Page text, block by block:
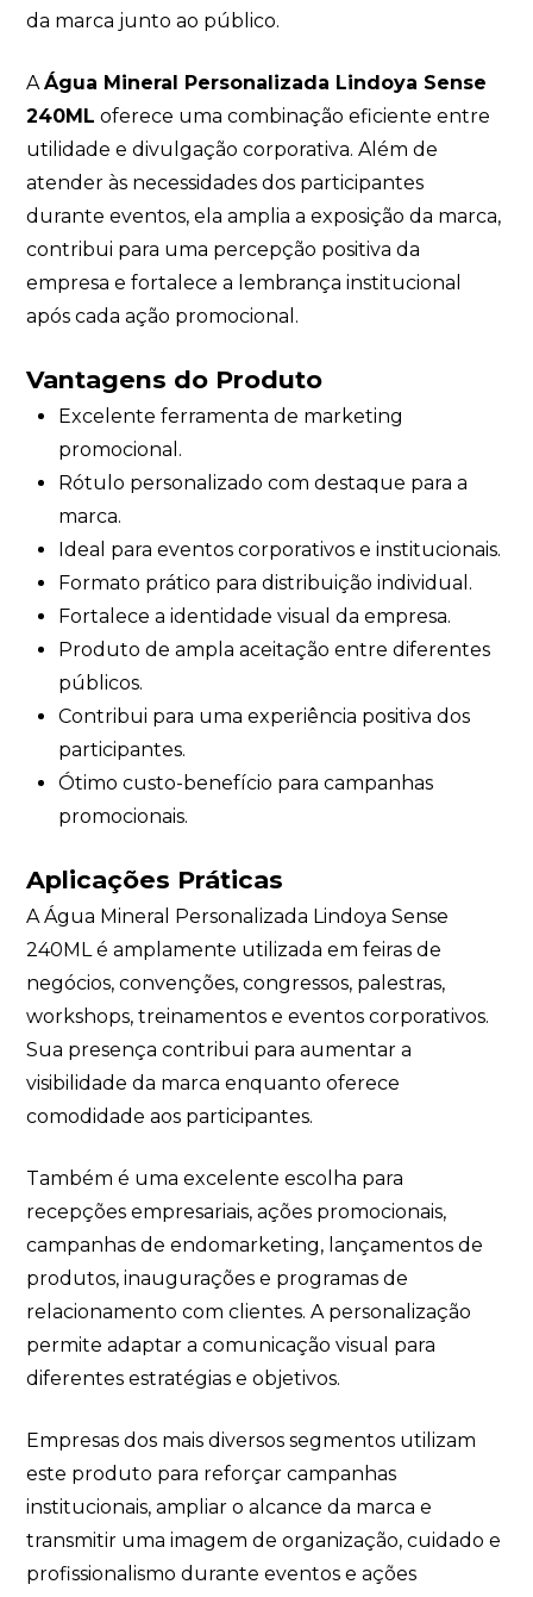
da marca junto ao público.
AÁgua Mineral Personalizada Lindoya Sense
240ML oferece uma combinação eficiente entre
utilidade e divulgação corporativa. Além de
atender às necessidades dos participantes
durante eventos, ela amplia a exposição da marca,
contribui para uma percepção positiva da
empresa e fortalece a lembrança institucional
após cada ação promocional.
Vantagens do Produto
Excelente ferramenta de marketing
promocional.
Rótulo personalizado com destaque para a
marca.
Ideal para eventos corporativos e institucionais.
Formato prático para distribuição individual.
Fortalece a identidade visual da empresa.
Produto de ampla aceitação entre diferentes
públicos.
Contribui para uma experiência positiva dos
participantes.
Ótimo custo-benefício para campanhas
promocionais.
Aplicações Práticas
A Água Mineral Personalizada Lindoya Sense
240ML é amplamente utilizada em feiras de
negócios, convenções, congressos, palestras,
workshops, treinamentos e eventos corporativos.
Sua presença contribui para aumentar a
visibilidade da marca enquanto oferece
comodidade aos participantes.
Também é uma excelente escolha para
recepções empresariais, ações promocionais,
campanhas de endomarketing, lançamentos de
produtos, inaugurações e programas de
relacionamento com clientes. A personalização
permite adaptar a comunicação visual para
diferentes estratégias e objetivos.
Empresas dos mais diversos segmentos utilizam
este produto para reforçar campanhas
institucionais, ampliar o alcance da marca e
transmitir uma imagem de organização, cuidado e
profissionalismo durante eventos e ações